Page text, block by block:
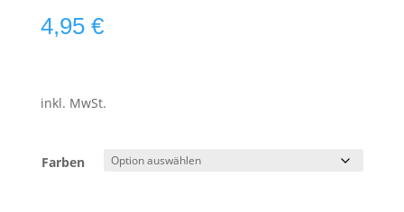
4,95 €
inkl. MwSt.
Farben